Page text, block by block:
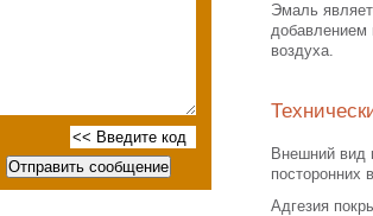
Эмаль
добавлением
воздуха.
Внешний вид
посторонних
Адгезия